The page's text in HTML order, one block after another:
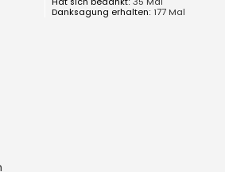
Danksagung erhalten: 177 Mal